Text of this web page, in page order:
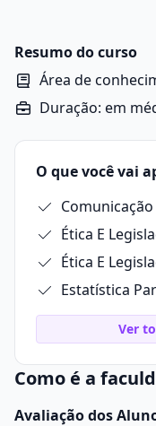
diversos públicos,
funcionários e a
Resumo do curso
Área de
Duração: em
O que você vai
Ética E
Ética E
Estatística
Ver
Como é a
Avaliação dos